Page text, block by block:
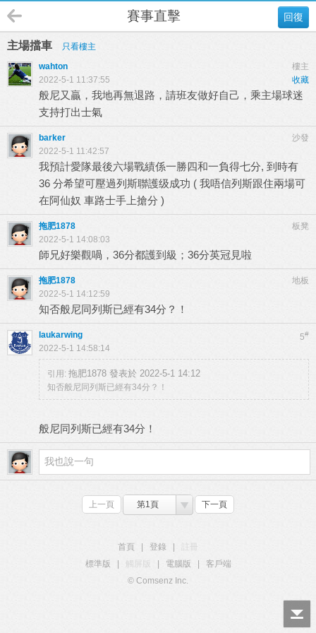
回復
賽事直擊
主場擋車
只看樓主
樓主
wahton
收藏
2022-5-1 11:37:55
般尼又贏，我地再無退路，請班友做好自己，乘主場球迷
支持打出士氣
沙發
barker
2022-5-1 11:42:57
我預計愛隊最後六場戰績係一勝四和一負得七分, 到時有
36 分希望可壓過列斯聯護级成功 ( 我唔信列斯跟住兩場可
在阿仙奴 車路士手上搶分 )
板凳
拖肥1878
2022-5-1 14:08:03
師兄好樂觀喎，36分都護到級；36分英冠見啦
地板
拖肥1878
2022-5-1 14:12:59
知否般尼同列斯已經有34分？！
5#
laukarwing
2022-5-1 14:58:14
引用: 拖肥1878 發表於 2022-5-1 14:12
知否般尼同列斯已經有34分？！
般尼同列斯已經有34分！
上一頁 第1頁 下一頁
首頁 登錄
標準版
觸屏版 電腦版
客戶端
© Comsenz Inc.